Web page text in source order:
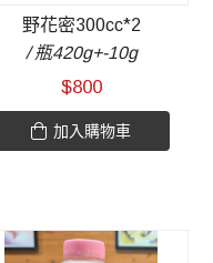
野花密300cc*2
/ 瓶420g+-10g
$800
加入購物車